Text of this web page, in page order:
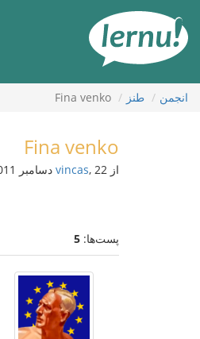
محتوا
انجمن طنز Fina venko
Fina venko
از vincas, 22 دسامبر 2011
پست‌ها: 5